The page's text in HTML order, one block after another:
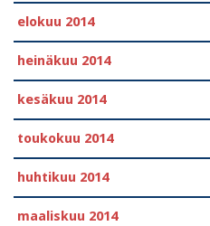
elokuu 2014
heinäkuu 2014
kesäkuu 2014
toukokuu 2014
huhtikuu 2014
maaliskuu 2014